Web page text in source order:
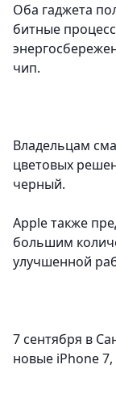
Оба гаджета
битные
чип.
Владельцам
цветовых
черный.
Apple также
большим
улучшенной
7 сентября в
новые iPhone 7,